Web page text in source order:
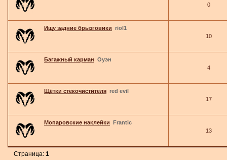
0
Ищу задние брызговики riol1
10
Багажный карман Оуэн
4
Щётки стекочистителя red evil
17
Мопаровские наклейки Frantic
13
Страница:1